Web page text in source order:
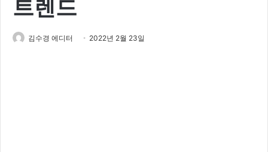
트렌드
김수경 에디터 2022년 2월 23일